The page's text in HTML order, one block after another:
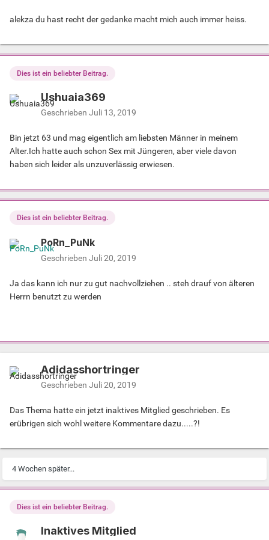
alekza du hast recht der gedanke macht mich auch immer heiss.
Dies ist ein beliebter Beitrag.
Ushuaia369
Geschrieben Juli 13, 2019
Bin jetzt 63 und mag eigentlich am liebsten Männer in meinem
Alter.Ich hatte auch schon Sex mit Jüngeren, aber viele davon
haben sich leider als unzuverlässig erwiesen.
Dies ist ein beliebter Beitrag.
PoRn_PuNk
Geschrieben Juli 20, 2019
Ja das kann ich nur zu gut nachvollziehen .. steh drauf von älteren
Herrn benutzt zu werden
Adidasshortringer
Geschrieben Juli 20, 2019
Das Thema hatte ein jetzt inaktives Mitglied geschrieben. Es
erübrigen sich wohl weitere Kommentare dazu.....?!
4 Wochen später...
Dies ist ein beliebter Beitrag.
Inaktives Mitglied